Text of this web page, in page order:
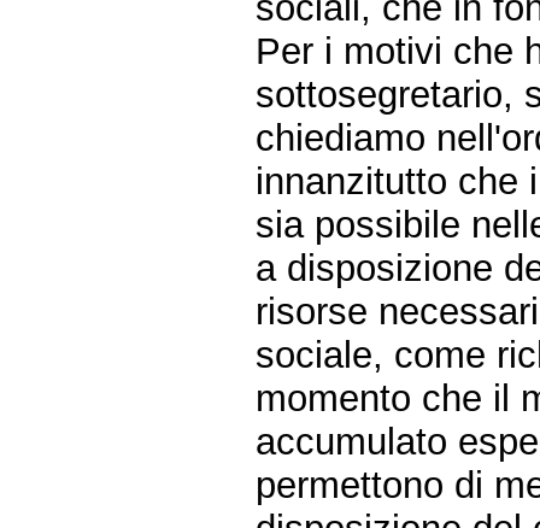
Per i motivi che
sottosegretario,
chiediamo
innanzitutto che
sia possibile
a disposizione
risorse
sociale, come
momento che il
accumulato
permettono di